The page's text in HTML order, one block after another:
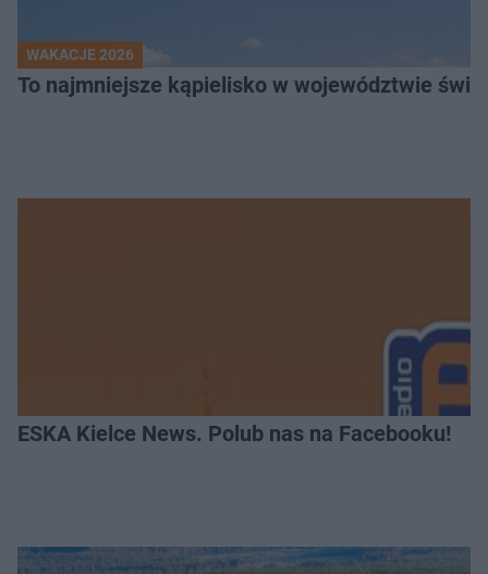
WAKACJE 2026
To najmniejsze kąpielisko w województwie
ESKA Kielce News. Polub nas na Facebooku!